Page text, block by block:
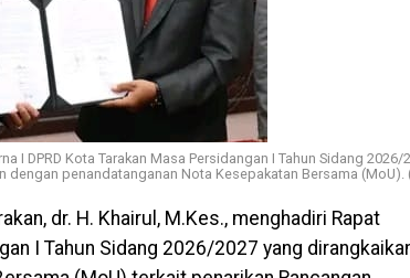
I DPRD Kota Tarakan Masa Persidangan I Tahun Sidang 2026/
dengan penandatanganan Nota Kesepakatan Bersama
dr. H. Khairul, M.Kes., menghadiri Rapat
I Tahun Sidang 2026/2027 yang